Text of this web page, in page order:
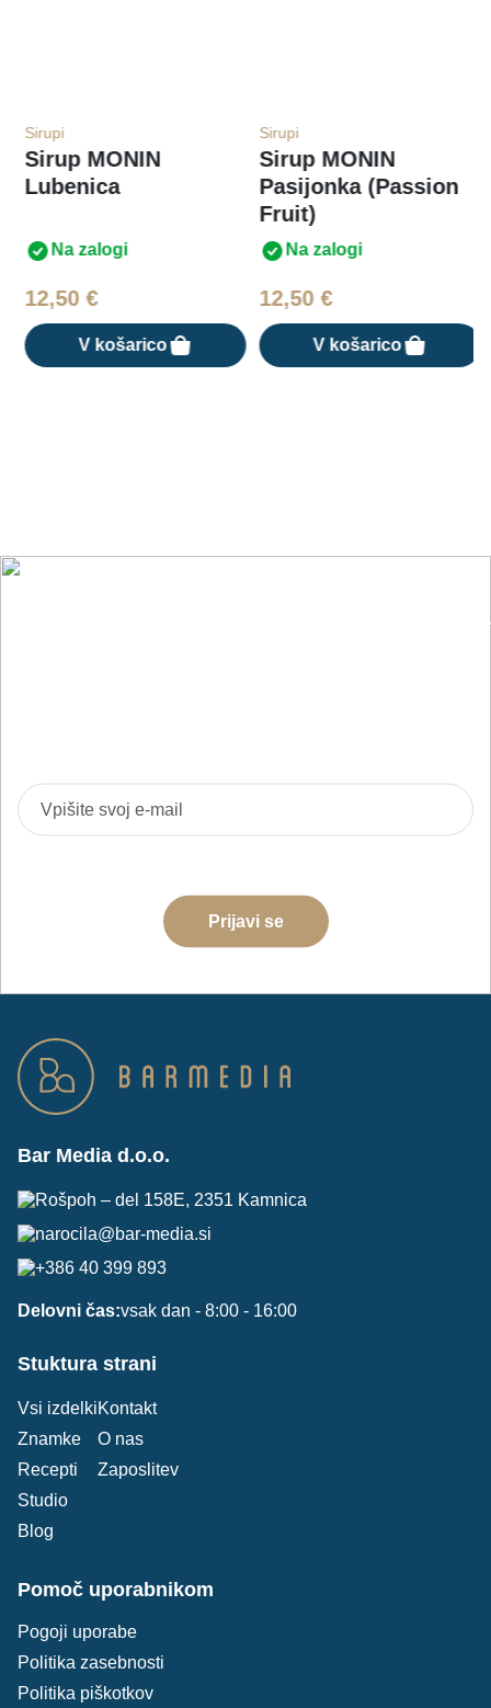
Sirupi
Sirup MONIN
Lubenica
Na zalogi
12,50 €
V košarico
Sirupi
Sirup MONIN
Pasijonka (Passion
Fruit)
Na zalogi
12,50 €
V košarico
Nasveti, trendi in novosti iz sveta
Prijavi se
Bar Media d.o.o.
Rošpoh – del 158E, 2351 Kamnica
narocila@bar-media.si
+386 40 399 893
Delovni čas:vsak dan - 8:00 - 16:00
Stuktura strani
Vsi izdelki
Znamke
Recepti
Studio
Blog
Kontakt
O nas
Zaposlitev
Pomoč uporabnikom
Pogoji uporabe
Politika zasebnosti
Politika piškotkov